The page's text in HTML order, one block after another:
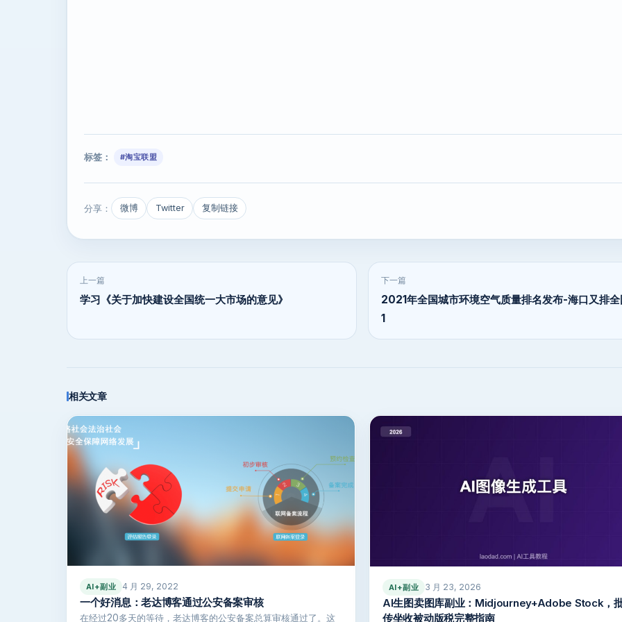
标签： #淘宝联盟
分享： 微博 Twitter 复制链接
上一篇
学习《关于加快建设全国统一大市场的意见》
下一篇
2021年全国城市环境空气质量排名发布-海口又排
1
相关文章
AI+副业 4 月 29, 2022
一个好消息：老达博客通过公安备案审核
在经过20多天的等待，老达博客的公安备案总算审核通过了。这
AI+副业 3 月 23, 2026
AI生图卖图库副业：Midjourney+Adobe Stock，
传坐收被动版税完整指南